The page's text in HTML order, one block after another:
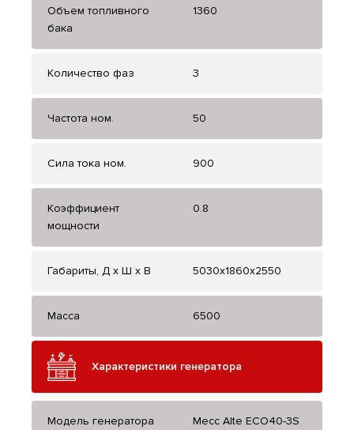
Объем топливного
бака
1360
Количество фаз 3
Частота ном. 50
Сила тока ном. 900
Коэффициент
мощности
0.8
Габариты, Д x Ш x В 5030х1860х2550
Масса 6500
Характеристики генератора
Модель генератора Mecc Alte ECO40-3S